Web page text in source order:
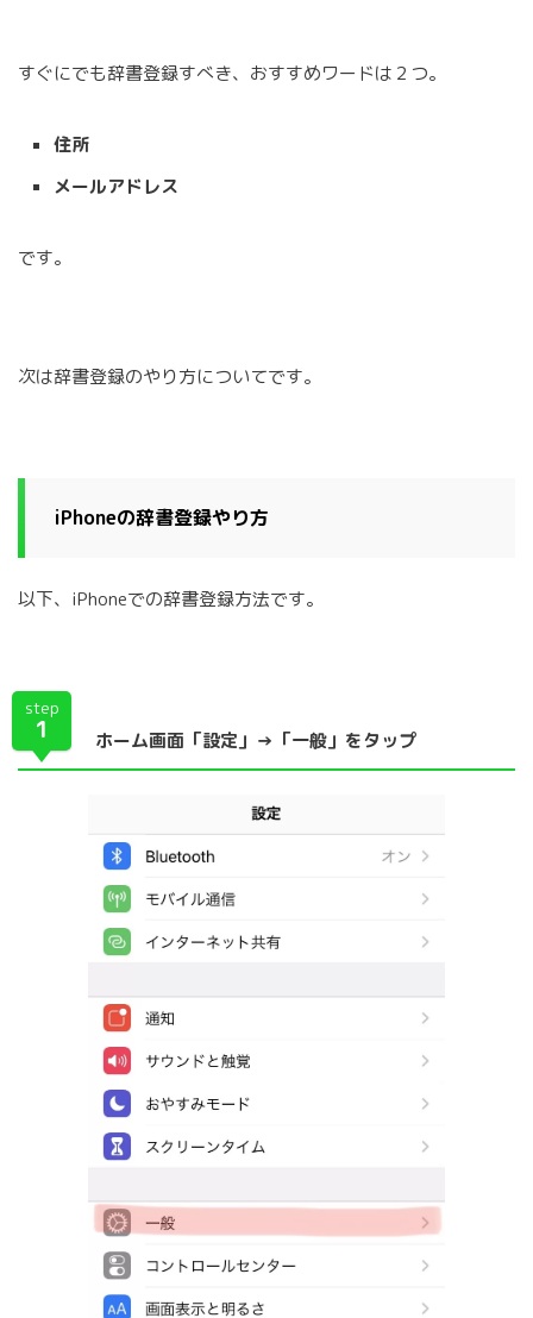
すぐにでも辞書登録すべき、おすすめワードは２つ。
住所
メールアドレス
です。
次は辞書登録のやり方についてです。
iPhoneの辞書登録やり方
以下、iPhoneでの辞書登録方法です。
step
1 ホーム画面「設定」→「一般」をタップ